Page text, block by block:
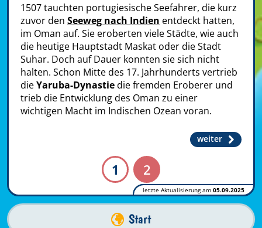
1507 tauchten portugiesische Seefahrer, die kurz
zuvor den Seeweg nach Indien entdeckt hatten,
im Oman auf. Sie eroberten viele Städte, wie auch
die heutige Hauptstadt Maskat oder die Stadt
Suhar. Doch auf Dauer konnten sie sich nicht
halten. Schon Mitte des 17. Jahrhunderts vertrieb
dieYaruba-Dynastiedie fremden Eroberer und
trieb die Entwicklung des Oman zu einer
wichtigen Macht im Indischen Ozean voran.
weiter
1 2
letzte Aktualisierung am 05.09.2025
Start